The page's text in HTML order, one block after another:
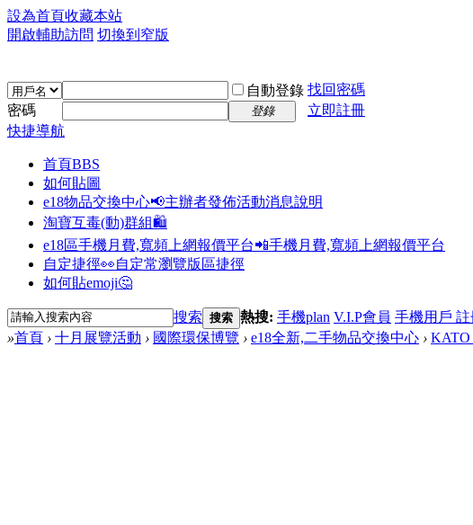
設為首頁收藏本站
開啟輔助訪問 切換到窄版
自動登錄 找回密碼
密碼
登錄
立即註冊
快捷導航
首頁BBS
如何貼圖
e18物品交換中心📢主辦者發佈活動消息說明
淘寶互毒(動)群組🛍️
e18區手機月費,寬頻上網報價平台📲手機月費,寬頻上網報價平台
自定捷徑👀自定常瀏覽版區捷徑
如何貼emoji🤔
搜索 搜索 熱搜: 手機plan V.I.P會員 手機用戶 註
»首頁 › 十月展覽活動 › 國際環保博覽 › e18全新,二手物品交換中心 › KATO